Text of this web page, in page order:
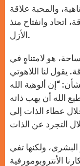
والمحبة علاقة
اتحاد وانفتاح منذ
الأزل.
هو لامتناهٍ في
يقول لنا اللاهوتي
“إن ألوهية الله
الله أن يهب ذاته
عطاء الذات إلى
ولكنها تفي
الأنتروبومورفية